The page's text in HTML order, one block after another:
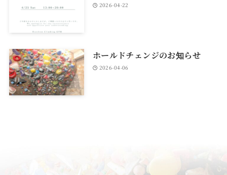
2026-04-22
ホールドチェンジのお知らせ
2026-04-06